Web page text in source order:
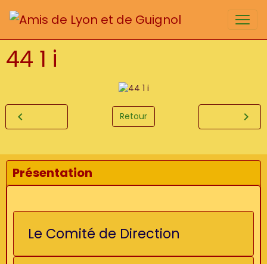
44 1 i
Retour
Présentation
Le Comité de Direction